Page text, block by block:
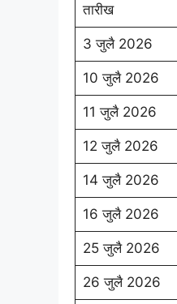
तारीख
3 जुलै 2026
10 जुलै 2026
11 जुलै 2026
12 जुलै 2026
14 जुलै 2026
16 जुलै 2026
25 जुलै 2026
26 जुलै 2026